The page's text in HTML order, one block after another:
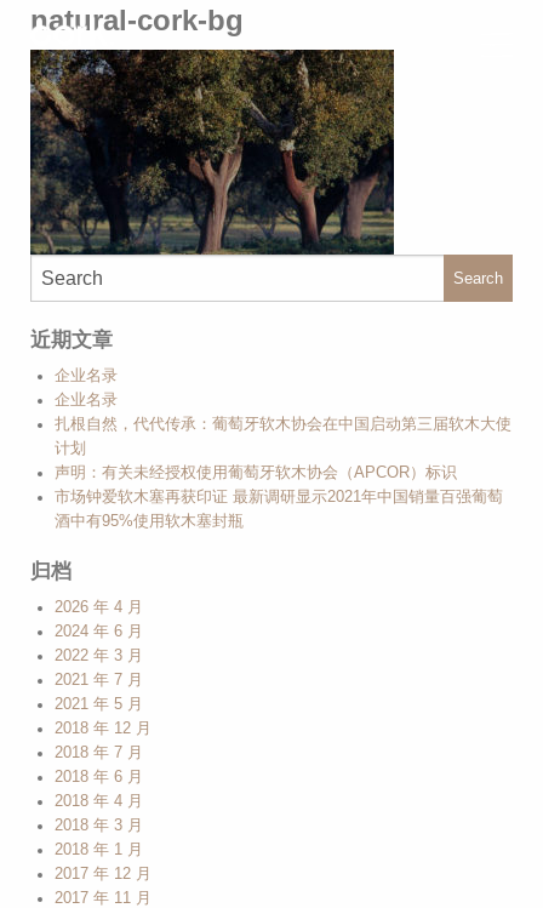
natural-cork-bg
Search
近期文章
企业名录
企业名录
扎根自然，代代传承：葡萄牙软木协会在中国启动第三届软木大使
计划
声明：有关未经授权使用葡萄牙软木协会（APCOR）标识
市场钟爱软木塞再获印证 最新调研显示2021年中国销量百强葡萄
酒中有95%使用软木塞封瓶
归档
2026 年 4 月
2024 年 6 月
2022 年 3 月
2021 年 7 月
2021 年 5 月
2018 年 12 月
2018 年 7 月
2018 年 6 月
2018 年 4 月
2018 年 3 月
2018 年 1 月
2017 年 12 月
2017 年 11 月